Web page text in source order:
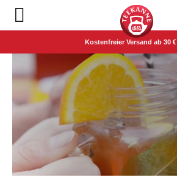
Navigation öffnen
Kostenfreier Versand ab 30 €